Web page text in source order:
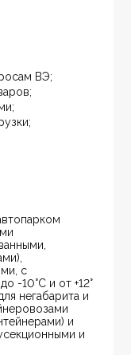
ВЭ;
с
-10°C и от +12°
негабарита и
и
и